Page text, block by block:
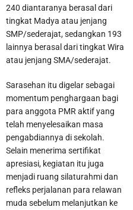
240 diantaranya berasal dari
tingkat Madya atau jenjang
SMP/sederajat, sedangkan 193
lainnya berasal dari tingkat Wira
atau jenjang SMA/sederajat.
Sarasehan itu digelar sebagai
momentum penghargaan bagi
para anggota PMR aktif yang
telah menyelesaikan masa
pengabdiannya di sekolah.
Selain menerima sertifikat
apresiasi, kegiatan itu juga
menjadi ruang silaturahmi dan
refleks perjalanan para relawan
muda sebelum melanjutkan ke